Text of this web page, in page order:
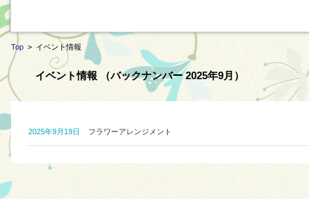
Top > イベント情報
イベント情報 （バックナンバー 2025年9月）
2025年9月19日 フラワーアレンジメント